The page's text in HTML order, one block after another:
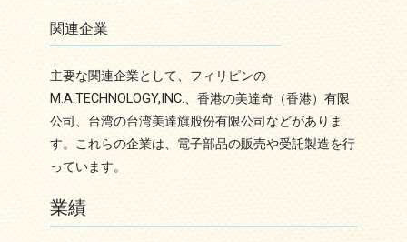
関連企業
主要な関連企業として、フィリピンの
M.A.TECHNOLOGY,INC.、香港の美達奇（香港）有限
公司、台湾の台湾美達旗股份有限公司などがありま
す。これらの企業は、電子部品の販売や受託製造を行
っています。
業績